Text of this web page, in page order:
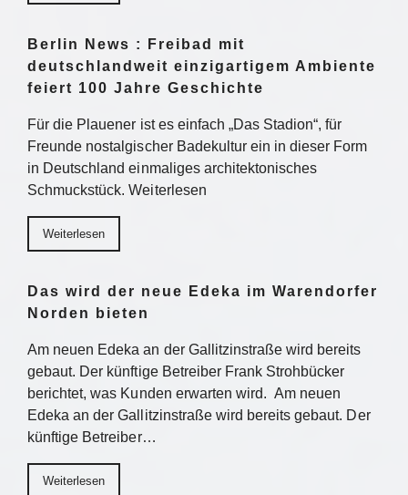
Berlin News : Freibad mit
deutschlandweit einzigartigem Ambiente
feiert 100 Jahre Geschichte
Für die Plauener ist es einfach „Das Stadion“, für
Freunde nostalgischer Badekultur ein in dieser Form
in Deutschland einmaliges architektonisches
Schmuckstück. Weiterlesen
Weiterlesen
Das wird der neue Edeka im Warendorfer
Norden bieten
Am neuen Edeka an der Gallitzinstraße wird bereits
gebaut. Der künftige Betreiber Frank Strohbücker
berichtet, was Kunden erwarten wird. Am neuen
Edeka an der Gallitzinstraße wird bereits gebaut. Der
künftige Betreiber…
Weiterlesen